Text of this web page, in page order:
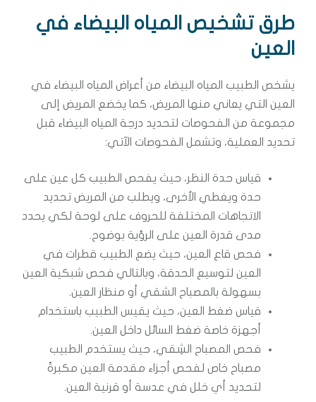
طرق تشخيص المياه البيضاء في
العين
يشخص الطبيب المياه البيضاء من أعراض المياه البيضاء في
العين التي يعاني منها المريض، كما يخضع المريض إلى
مجموعة من الفحوصات لتحديد درجة المياه البيضاء قبل
تحديد العملية، وتشمل الفحوصات الآتي:
قياس حدة النظر، حيث يفحص الطبيب كل عين على
حدة ويغطي الأخرى، ويطلب من المريض تحديد
الاتجاهات المختلفة للحروف على لوحة لكي يحدد
مدى قدرة العين على الرؤية بوضوح.
فحص قاع العين، حيث يضع الطبيب قطرات في
العين لتوسيع الحدقة، وبالتالي فحص شبكية العين
بسهولة بالمصباح الشقي أو منظار العين.
قياس ضغط العين، حيث يقيس الطبيب باستخدام
أجهزة خاصة ضغط السائل داخل العين.
فحص المصباح الشِقي، حيث يستخدم الطبيب
مصباح خاص لفحص أجزاء مقدمة العين مكبرةً
لتحديد أي خلل في عدسة أو قرنية العين.